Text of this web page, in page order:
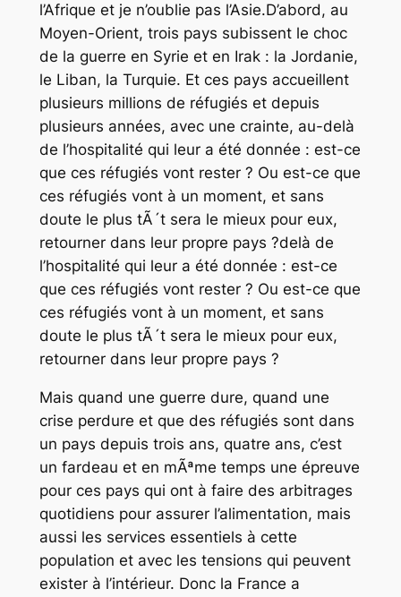
l’Afrique et je n’oublie pas l’Asie.D’abord, au
Moyen-Orient, trois pays subissent le choc
de la guerre en Syrie et en Irak : la Jordanie,
le Liban, la Turquie. Et ces pays accueillent
plusieurs millions de réfugiés et depuis
plusieurs années, avec une crainte, au-delà
de l’hospitalité qui leur a été donnée : est-ce
que ces réfugiés vont rester ? Ou est-ce que
ces réfugiés vont à un moment, et sans
doute le plus tÃ´t sera le mieux pour eux,
retourner dans leur propre pays ?delà de
l’hospitalité qui leur a été donnée : est-ce
que ces réfugiés vont rester ? Ou est-ce que
ces réfugiés vont à un moment, et sans
doute le plus tÃ´t sera le mieux pour eux,
retourner dans leur propre pays ?
Mais quand une guerre dure, quand une
crise perdure et que des réfugiés sont dans
un pays depuis trois ans, quatre ans, c’est
un fardeau et en mÃªme temps une épreuve
pour ces pays qui ont à faire des arbitrages
quotidiens pour assurer l’alimentation, mais
aussi les services essentiels à cette
population et avec les tensions qui peuvent
exister à l’intérieur. Donc la France a